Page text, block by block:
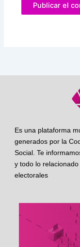
Es una plataforma
generados por la
Social. Te
y todo lo
electorales